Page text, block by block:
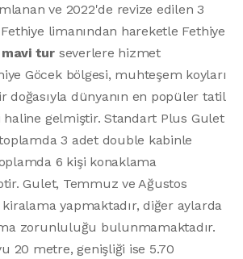
ve 2022'de revize edilen 3
limanından hareketle Fethiye
mavi tur severlere hizmet
Göcek bölgesi, muhteşem koyları
doğasıyla dünyanın en popüler tatil
gelmiştir. Standart Plus Gulet
toplamda 3 adet double kabinle
6 kişi konaklama
Gulet, Temmuz ve Ağustos
kiralama yapmaktadır, diğer aylarda
zorunluluğu bulunmamaktadır.
20 metre, genişliği ise 5.70